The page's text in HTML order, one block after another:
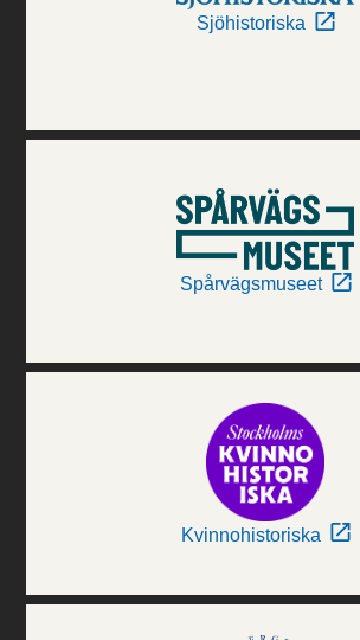
Sjöhistoriska
Spårvägsmuseet
Kvinnohistoriska